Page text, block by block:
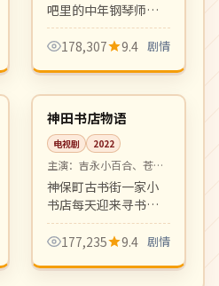
吧里的中年钢琴师与
漂泊归来的初恋的重
逢。爵士乐与海风交
乐章。
178,307 9.4 剧情
日本
完结 10:32
神田书店物语
电视剧 2022
主演： 吉永小百合、苍井
优 等
神保町古书街一家小
书店每天迎来寻书的
客人，每本旧书都牵
起一段记忆。文艺日
品。
177,235 9.4 剧情